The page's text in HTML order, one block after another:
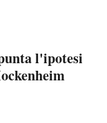
l'ipotesi